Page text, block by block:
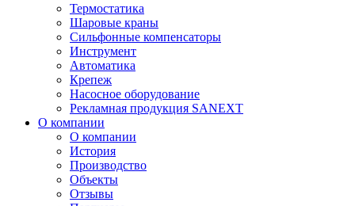
Термостатика
Шаровые краны
Сильфонные компенсаторы
Инструмент
Автоматика
Крепеж
Насосное оборудование
Рекламная продукция SANEXT
О компании
О компании
История
Производство
Объекты
Отзывы